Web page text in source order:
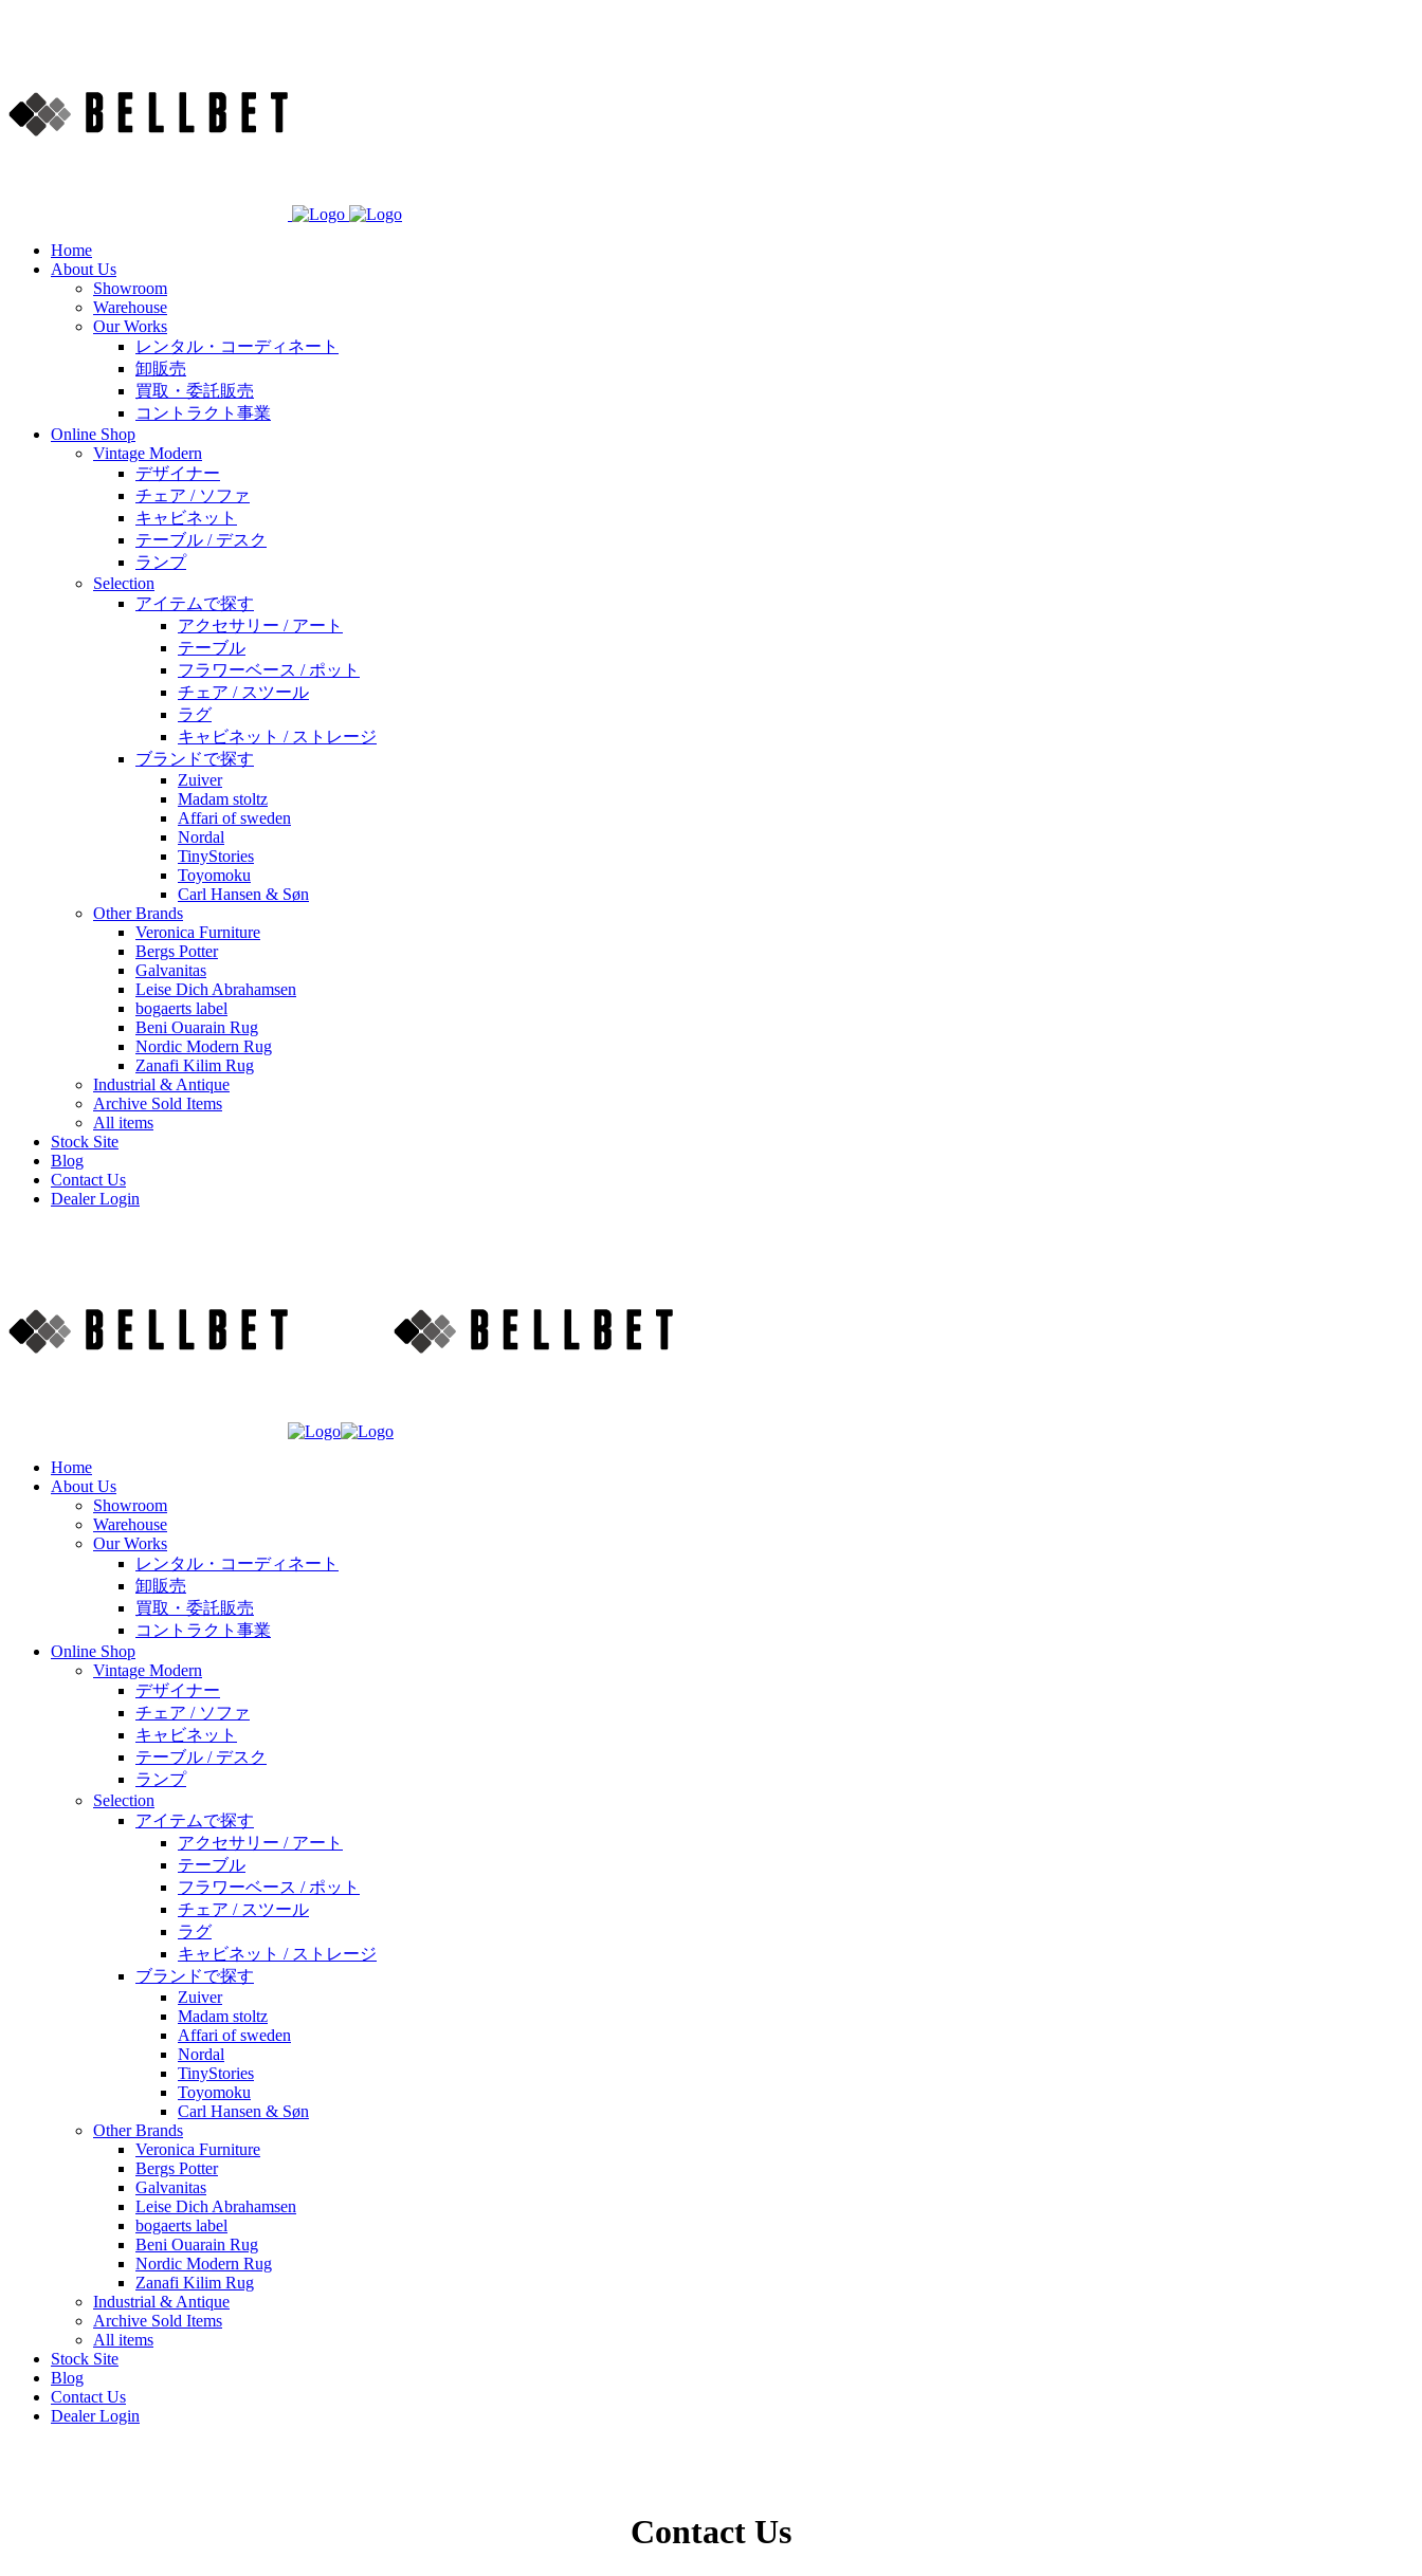
Home
About Us
Showroom
Warehouse
Our Works
レンタル・コーディネート
卸販売
買取・委託販売
コントラクト事業
Online Shop
Vintage Modern
デザイナー
チェア / ソファ
キャビネット
テーブル / デスク
ランプ
Selection
アイテムで探す
アクセサリー / アート
テーブル
フラワーベース / ポット
チェア / スツール
ラグ
キャビネット / ストレージ
ブランドで探す
Zuiver
Madam stoltz
Affari of sweden
Nordal
TinyStories
Toyomoku
Carl Hansen & Søn
Other Brands
Veronica Furniture
Bergs Potter
Galvanitas
Leise Dich Abrahamsen
bogaerts label
Beni Ouarain Rug
Nordic Modern Rug
Zanafi Kilim Rug
Industrial & Antique
Archive Sold Items
All items
Stock Site
Blog
Contact Us
Dealer Login
Home
About Us
Showroom
Warehouse
Our Works
レンタル・コーディネート
卸販売
買取・委託販売
コントラクト事業
Online Shop
Vintage Modern
デザイナー
チェア / ソファ
キャビネット
テーブル / デスク
ランプ
Selection
アイテムで探す
アクセサリー / アート
テーブル
フラワーベース / ポット
チェア / スツール
ラグ
キャビネット / ストレージ
ブランドで探す
Zuiver
Madam stoltz
Affari of sweden
Nordal
TinyStories
Toyomoku
Carl Hansen & Søn
Other Brands
Veronica Furniture
Bergs Potter
Galvanitas
Leise Dich Abrahamsen
bogaerts label
Beni Ouarain Rug
Nordic Modern Rug
Zanafi Kilim Rug
Industrial & Antique
Archive Sold Items
All items
Stock Site
Blog
Contact Us
Dealer Login
Contact Us